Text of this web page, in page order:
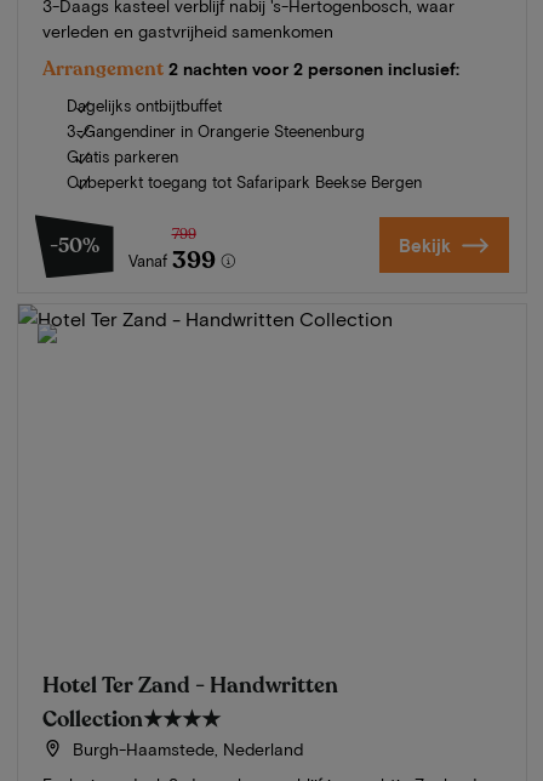
3-Daags kasteel verblijf nabij 's-Hertogenbosch, waar
verleden en gastvrijheid samenkomen
Arrangement 2 nachten voor 2 personen inclusief:
Dagelijks ontbijtbuffet
3-Gangendiner in Orangerie Steenenburg
Gratis parkeren
Onbeperkt toegang tot Safaripark Beekse Bergen
-50%
Vanaf
799
399 Bekijk
Hotel Ter Zand - Handwritten
Collection★★★★
Burgh-Haamstede, Nederland